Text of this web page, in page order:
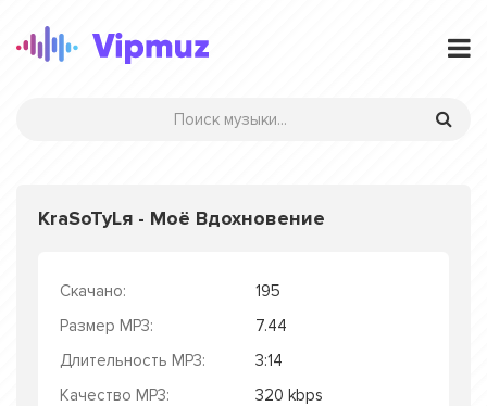
KraSoTyLя - Моё Вдохновение
Скачано:
195
Размер MP3:
7.44
Длительность MP3:
3:14
Качество MP3:
320 kbps